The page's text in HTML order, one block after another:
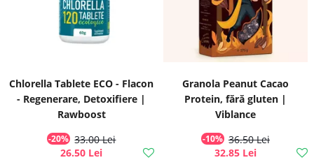
Chlorella Tablete ECO - Flacon
- Regenerare, Detoxifiere |
Rawboost
-20% 33.00 Lei
26.50 Lei
Granola Peanut Cacao
Protein, fără gluten |
Viblance
-10% 36.50 Lei
32.85 Lei